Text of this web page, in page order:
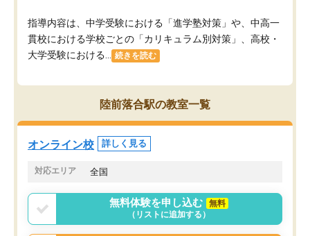
指導内容は、中学受験における「進学塾対策」や、中高一
貫校における学校ごとの「カリキュラム別対策」、高校・
大学受験における...
続きを読む
陸前落合駅の教室一覧
オンライン校 詳しく見る
対応エリア 全国
無料体験を申し込む
無料
（リストに追加する）